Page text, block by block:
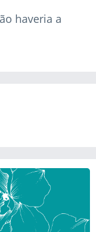
haveria a